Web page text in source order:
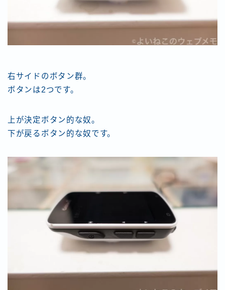
右サイドのボタン群。
ボタンは2つです。
上が決定ボタン的な奴。
下が戻るボタン的な奴です。